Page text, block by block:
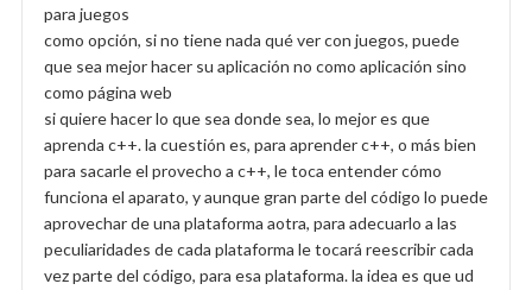
para juegos
como opción, si no tiene nada qué ver con juegos, puede
que sea mejor hacer su aplicación no como aplicación sino
como página web
si quiere hacer lo que sea donde sea, lo mejor es que
aprenda c++. la cuestión es, para aprender c++, o más bien
para sacarle el provecho a c++, le toca entender cómo
funciona el aparato, y aunque gran parte del código lo puede
aprovechar de una plataforma aotra, para adecuarlo a las
peculiaridades de cada plataforma le tocará reescribir cada
vez parte del código, para esa plataforma. la idea es que ud